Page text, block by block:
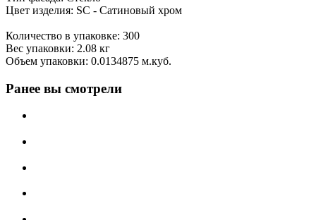
Цвет изделия: SC - Сатиновый хром
Количество в упаковке: 300
Вес упаковки: 2.08 кг
Объем упаковки: 0.0134875 м.куб.
Ранее вы смотрели